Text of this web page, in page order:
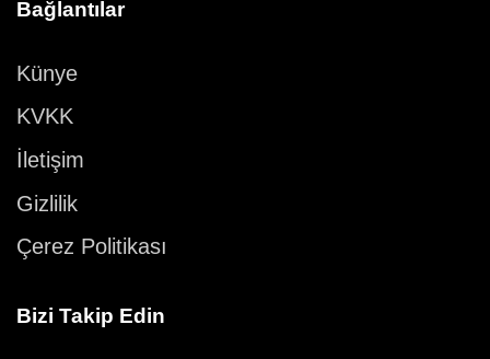
Bağlantılar
Künye
KVKK
İletişim
Gizlilik
Çerez Politikası
Bizi Takip Edin